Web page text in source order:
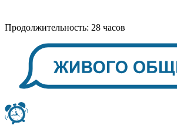
Продолжительность: 28 часов